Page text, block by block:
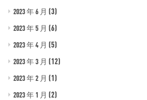
2023 年 6 月 (3)
2023 年 5 月 (6)
2023 年 4 月 (5)
2023 年 3 月 (12)
2023 年 2 月 (1)
2023 年 1 月 (2)